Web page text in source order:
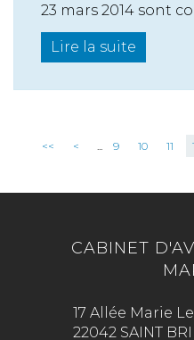
23 mars 2014 sont
Lire la suite
<< < 9 10 11
CABINET
17 Allée Marie
22042 SAINT